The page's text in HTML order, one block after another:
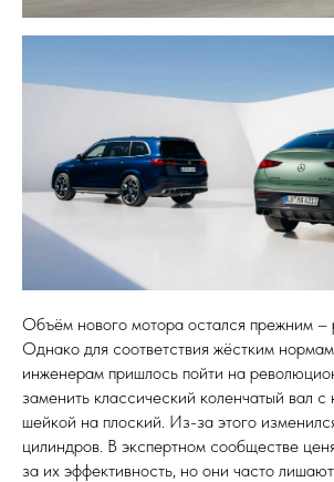
Объём нового мотора остался прежним –
Однако для соответствия жёстким
инженерам пришлось пойти на
заменить классический коленчатый вал с
шейкой на плоский. Из-за этого
цилиндров. В экспертном сообществе
за их эффективность, но они часто